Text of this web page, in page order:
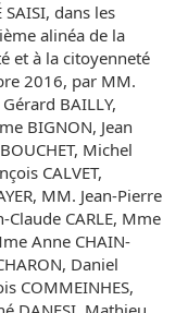
SAISI, dans les
alinéa de la
et à la citoyenneté
2016, par MM.
BAILLY,
BIGNON, Jean
Michel
CALVET,
MM. Jean-Pierre
Claude CARLE, Mme
Anne CHAIN-
Daniel
COMMEINHES,